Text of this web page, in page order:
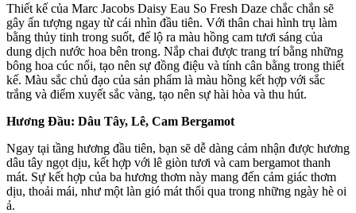
Thiết kế của Marc Jacobs Daisy Eau So Fresh Daze chắc chắn sẽ
gây ấn tượng ngay từ cái nhìn đầu tiên. Với thân chai hình trụ làm
bằng thủy tinh trong suốt, để lộ ra màu hồng cam tươi sáng của
dung dịch nước hoa bên trong. Nắp chai được trang trí bằng những
bông hoa cúc nổi, tạo nên sự đồng điệu và tính cân bằng trong thiết
kế. Màu sắc chủ đạo của sản phẩm là màu hồng kết hợp với sắc
trắng và điểm xuyết sắc vàng, tạo nên sự hài hòa và thu hút.
Hương Đầu: Dâu Tây, Lê, Cam Bergamot
Ngay tại tầng hương đầu tiên, bạn sẽ dễ dàng cảm nhận được hương
dâu tây ngọt dịu, kết hợp với lê giòn tươi và cam bergamot thanh
mát. Sự kết hợp của ba hương thơm này mang đến cảm giác thơm
dịu, thoải mái, như một làn gió mát thổi qua trong những ngày hè oi
ả.